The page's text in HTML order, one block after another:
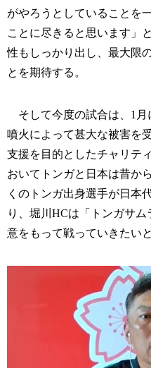
がやろうとしていることを
ことに尽きると思います」
性もしっかり出し、最大限
とを期待する。
そして今度の試合は、1月
噴火によって甚大な被害を
支援を目的としたチャリテ
おいてトンガと日本は昔か
くのトンガ出身選手が日本
り、堀川HCは「トンガサ
意をもって戦っていきたい